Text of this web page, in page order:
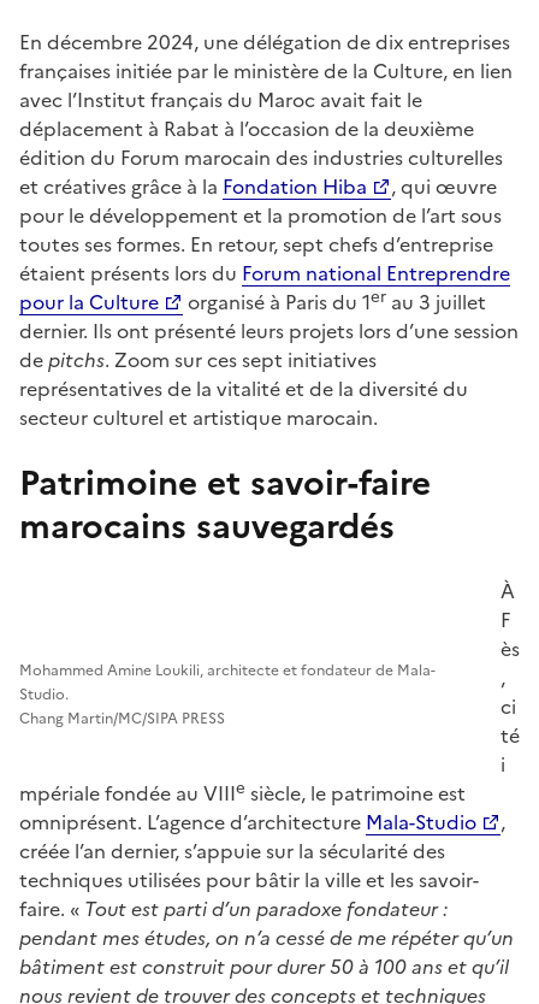
En décembre 2024, une délégation de dix entreprises
françaises initiée par le ministère de la Culture, en lien
avec l’Institut français du Maroc avait fait le
déplacement à Rabat à l’occasion de la deuxième
édition du Forum marocain des industries culturelles
et créatives grâce à la Fondation Hiba
, qui œuvre
pour le développement et la promotion de l’art sous
toutes ses formes. En retour, sept chefs d’entreprise
étaient présents lors du Forum national Entreprendre
pour la Culture
organisé à Paris du 1er au 3 juillet
dernier. Ils ont présenté leurs projets lors d’une session
depitchs. Zoom sur ces sept initiatives
représentatives de la vitalité et de la diversité du
secteur culturel et artistique marocain.
Patrimoine et savoir-faire
marocains sauvegardés
Mohammed Amine Loukili, architecte et fondateur de Mala-
Studio.
Chang Martin/MC/SIPA PRESS
À
F
ès
,
ci
té
i
mpériale fondée au VIIIe siècle, le patrimoine est
omniprésent. L’agence d’architecture Mala-Studio
,
créée l’an dernier, s’appuie sur la sécularité des
techniques utilisées pour bâtir la ville et les savoir-
faire. « Tout est parti d’un paradoxe fondateur :
pendant mes études, on n’a cessé de me répéter qu’un
bâtiment est construit pour durer 50 à 100 ans et qu’il
nous revient de trouver des concepts et techniques